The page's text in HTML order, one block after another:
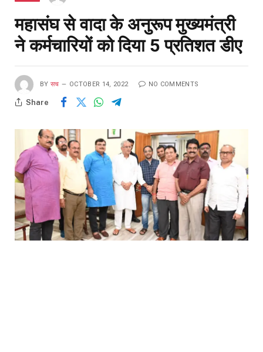
महासंघ से वादा के अनुरूप मुख्यमंत्री
ने कर्मचारियों को दिया 5 प्रतिशत डीए
BY सच OCTOBER 14, 2022 NO COMMENTS
Share